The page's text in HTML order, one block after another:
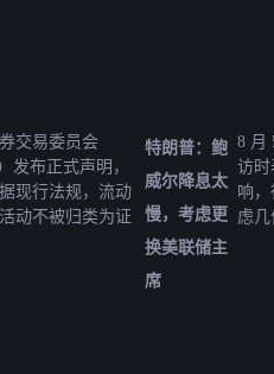
交易委员会
发布正式声明，
现行法规，流动
动不被归类为证
特朗普：鲍
威尔降息太
慢，考虑更
换美联储主
席
8 月
访时
响
虑几